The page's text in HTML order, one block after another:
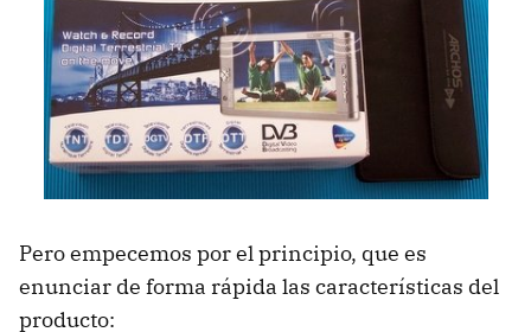
Pero empecemos por el principio, que es
enunciar de forma rápida las características del
producto: